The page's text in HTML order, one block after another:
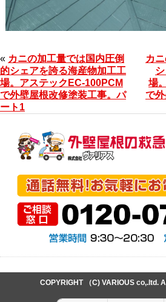
« カニの加工量では国内圧倒
的シェアを誇る海産物加工工
場。アステックEC-100PCM
で外壁屋根改修塗装工事。パ
ート1
カ
場
で
COPYRIGHT （C) VARIOUS co,.ltd.